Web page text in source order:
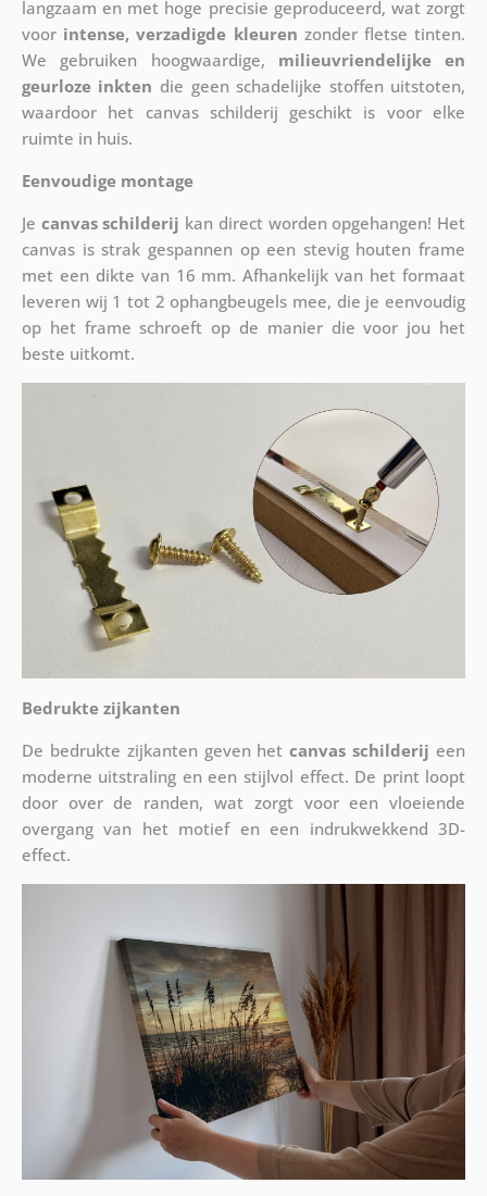
langzaam en met hoge precisie geproduceerd, wat zorgt
voor intense, verzadigde kleuren zonder fletse tinten.
We gebruiken hoogwaardige, milieuvriendelijke en
geurloze inkten die geen schadelijke stoffen uitstoten,
waardoor het canvas schilderij geschikt is voor elke
ruimte in huis.
Eenvoudige montage
Je canvas schilderij kan direct worden opgehangen! Het
canvas is strak gespannen op een stevig houten frame
met een dikte van 16 mm. Afhankelijk van het formaat
leveren wij 1 tot 2 ophangbeugels mee, die je eenvoudig
op het frame schroeft op de manier die voor jou het
beste uitkomt.
Bedrukte zijkanten
De bedrukte zijkanten geven hetcanvas schilderij een
moderne uitstraling en een stijlvol effect. De print loopt
door over de randen, wat zorgt voor een vloeiende
overgang van het motief en een indrukwekkend 3D-
effect.